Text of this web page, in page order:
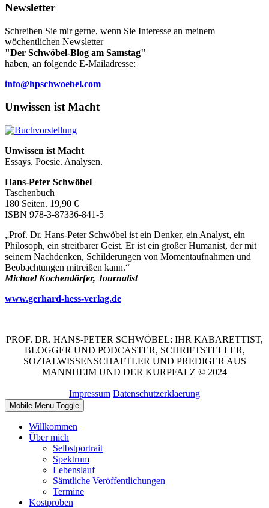
Newsletter
Schreiben Sie mir gerne, wenn Sie Interesse an meinem
wöchentlichen Newsletter
"Der Schwöbel-Blog am Samstag"
haben, an folgende E-Mailadresse:
info@hpschwoebel.com
Unwissen ist Macht
Unwissen ist Macht
Essays. Poesie. Analysen.
Hans-Peter Schwöbel
Taschenbuch
180 Seiten. 19,90 €
ISBN 978-3-87336-841-5
„Prof. Dr. Hans-Peter Schwöbel ist ein Denker, ein Analyst, ein
Philosoph, ein streitbarer Geist. Er ist ein großer Humanist, der mit
seinem Nachdenken, Schilderungen von Momentaufnahmen und
Beobachtungen mitreißen kann.“
Michael Kochendörfer, Journalist
www.gerhard-hess-verlag.de
PROF. DR. HANS-PETER SCHWÖBEL: IHR KABARETTIST,
BLOGGER UND PODCASTER, SCHRIFTSTELLER,
SOZIALWISSENSCHAFTLER UND PREDIGER AUS
MANNHEIM UND DER KURPFALZ © 2024
Impressum Datenschutzerklaerung
Mobile Menu Toggle
Willkommen
Über mich
Selbstportrait
Spektrum
Lebenslauf
Sämtliche Veröffentlichungen
Termine
Kostproben